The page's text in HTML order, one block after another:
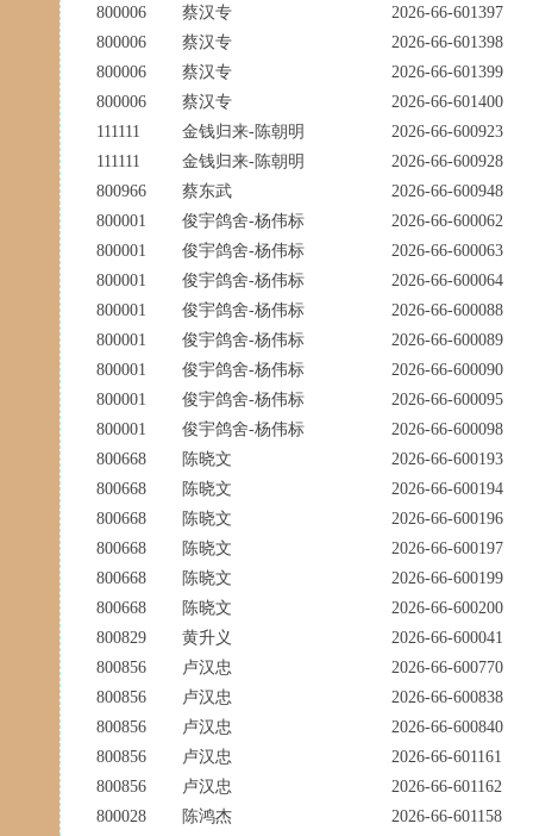
800006
蔡汉专
2026-66-601397
800006
蔡汉专
2026-66-601398
800006
蔡汉专
2026-66-601399
800006
蔡汉专
2026-66-601400
111111
金钱归来-陈朝明
2026-66-600923
111111
金钱归来-陈朝明
2026-66-600928
800966
蔡东武
2026-66-600948
800001
俊宇鸽舍-杨伟标
2026-66-600062
800001
俊宇鸽舍-杨伟标
2026-66-600063
800001
俊宇鸽舍-杨伟标
2026-66-600064
800001
俊宇鸽舍-杨伟标
2026-66-600088
800001
俊宇鸽舍-杨伟标
2026-66-600089
800001
俊宇鸽舍-杨伟标
2026-66-600090
800001
俊宇鸽舍-杨伟标
2026-66-600095
800001
俊宇鸽舍-杨伟标
2026-66-600098
800668
陈晓文
2026-66-600193
800668
陈晓文
2026-66-600194
800668
陈晓文
2026-66-600196
800668
陈晓文
2026-66-600197
800668
陈晓文
2026-66-600199
800668
陈晓文
2026-66-600200
800829
黄升义
2026-66-600041
800856
卢汉忠
2026-66-600770
800856
卢汉忠
2026-66-600838
800856
卢汉忠
2026-66-600840
800856
卢汉忠
2026-66-601161
800856
卢汉忠
2026-66-601162
800028
陈鸿杰
2026-66-601158